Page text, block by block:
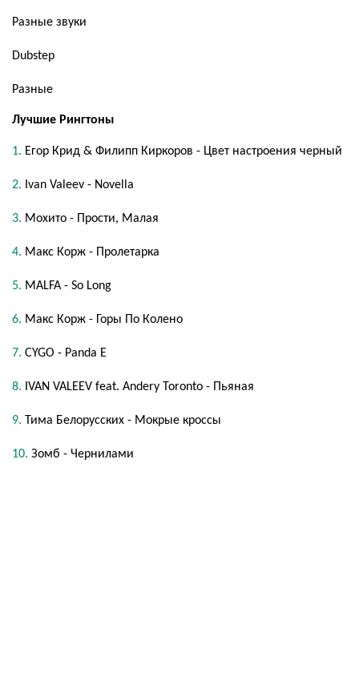
Разные звуки
Dubstep
Разные
Лучшие Рингтоны
Егор Крид & Филипп Киркоров - Цвет настроения черный
Ivan Valeev - Novella
Мохито - Прости, Малая
Макс Корж - Пролетарка
MALFA - So Long
Макс Корж - Горы По Колено
CYGO - Panda E
IVAN VALEEV feat. Andery Toronto - Пьяная
Тима Белорусских - Мокрые кроссы
Зомб - Чернилами